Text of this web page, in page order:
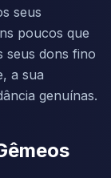
seus
poucos que
seus dons fino
a sua
genuínas.